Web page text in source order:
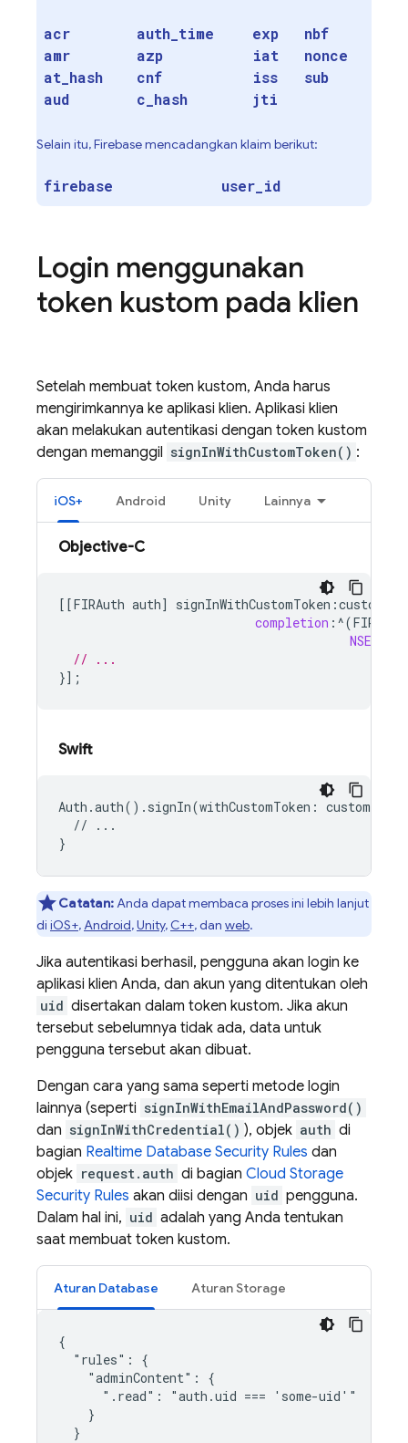
acr
amr
at hash
aud
auth time
azp
cnf
c hash
exp
iat
iss
jti
nbf
nonce
sub
Selain itu, Firebase mencadangkan klaim berikut:
firebase user id
Login menggunakan
token kustom pada klien
Setelah membuat token kustom, Anda harus
mengirimkannya ke aplikasi klien. Aplikasi klien
akan melakukan autentikasi dengan token kustom
dengan memanggil signInWithCustomToken() :
iOS+ Android Unity Lainnya
Objective-C
[[FIRAuth auth] signInWithCustomToken :
completion : ^(
NSError
// ...
}];
Swift
Auth.auth().signIn(withCustomToken:
  // ...
Catatan:Anda dapat membaca proses ini lebih lanjut
di iOS+,Android,Unity, C++, dan web.
Jika autentikasi berhasil, pengguna akan login ke
aplikasi klien Anda, dan akun yang ditentukan oleh
uid disertakan dalam token kustom. Jika akun
tersebut sebelumnya tidak ada, data untuk
pengguna tersebut akan dibuat.
Dengan cara yang sama seperti metode login
lainnya (seperti signInWithEmailAndPassword()
dan signInWithCredential() ), objek auth di
bagian Realtime Database Security Rules dan
objek request.auth di bagian Cloud Storage
Security Rules akan diisi dengan uid pengguna.
Dalam hal ini, uid adalah yang Anda tentukan
saat membuat token kustom.
Aturan Database Aturan Storage
{
  "rules": {
    "adminContent": {
      ".read": "auth.uid === 'some-uid'"
    }
  }